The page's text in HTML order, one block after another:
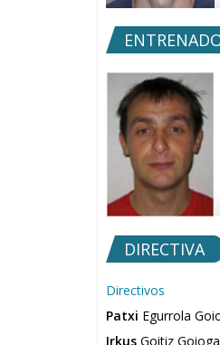
DIRECTIVA
Directivos
Patxi Egurrola
Irkus Goitiz